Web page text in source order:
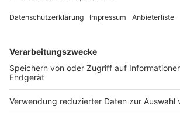
Services
Bauprojekt-Quiz
Häuser-Suche
Hausanbieter-Suche